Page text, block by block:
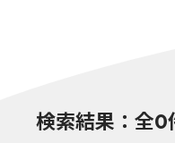
検索結果：全0